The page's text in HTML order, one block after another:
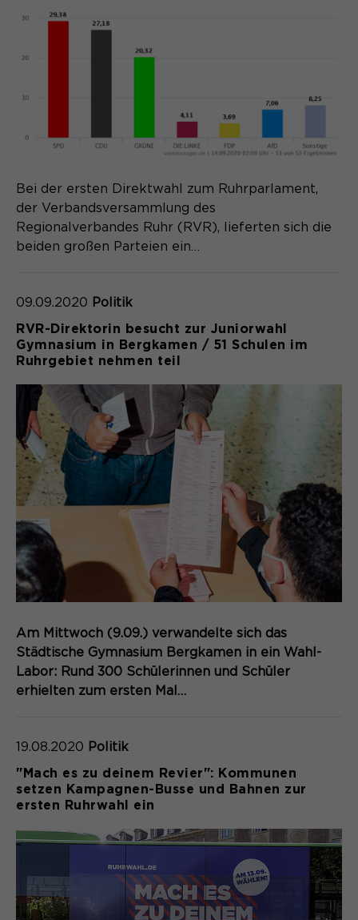
Bei der ersten Direktwahl zum Ruhrparlament,
der Verbandsversammlung des
Regionalverbandes Ruhr (RVR), lieferten sich die
beiden großen Parteien ein…
09.09.2020 Politik
RVR-Direktorin besucht zur Juniorwahl
Gymnasium in Bergkamen / 51 Schulen im
Ruhrgebiet nehmen teil
Am Mittwoch (9.09.) verwandelte sich das
Städtische Gymnasium Bergkamen in ein Wahl-
Labor: Rund 300 Schülerinnen und Schüler
erhielten zum ersten Mal…
19.08.2020 Politik
"Mach es zu deinem Revier": Kommunen
setzen Kampagnen-Busse und Bahnen zur
ersten Ruhrwahl ein